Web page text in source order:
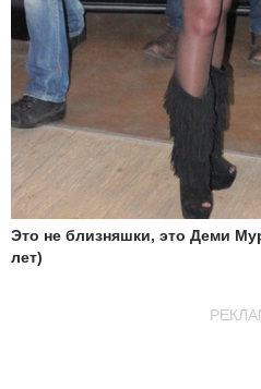
Это не близняшки, это Деми
лет)